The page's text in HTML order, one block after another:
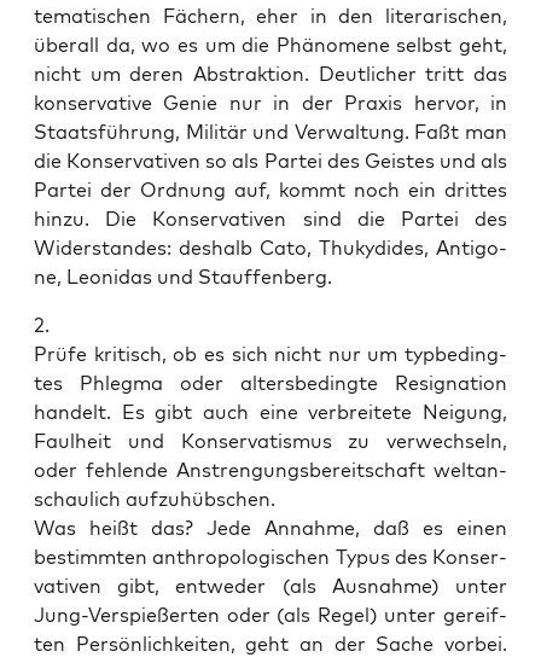
te­ma­ti­schen Fächern, eher in den lite­ra­ri­schen,
über­all da, wo es um die Phä­no­me­ne selbst geht,
nicht um deren Abs­trak­ti­on. Deut­li­cher tritt das
kon­ser­va­ti­ve Genie nur in der Pra­xis her­vor, in
Staats­füh­rung, Mili­tär und Ver­wal­tung. Faßt man
die Kon­ser­va­ti­ven so als Par­tei des Geis­tes und als
Par­tei der Ord­nung auf, kommt noch ein drit­tes
hin­zu. Die Kon­ser­va­ti­ven sind die Par­tei des
Wider­stan­des: des­halb Cato, Thuky­di­des, Anti­go­
ne, Leo­ni­das und Stauffenberg.
2.
Prü­fe kri­tisch, ob es sich nicht nur um typ­be­ding­
tes Phleg­ma oder alters­be­ding­te Resi­gna­ti­on
han­delt. Es gibt auch eine ver­brei­te­te Nei­gung,
Faul­heit und Kon­ser­va­tis­mus zu ver­wech­seln,
oder feh­len­de Anstren­gungs­be­reit­schaft welt­an­
schau­lich aufzuhübschen.
Was heißt das? Jede Annah­me, daß es einen
bestimm­ten anthro­po­lo­gi­schen Typus des Kon­ser­
va­ti­ven gibt, ent­we­der (als Aus­nah­me) unter
Jung-Ver­spie­ßer­ten oder (als Regel) unter gereif­
ten Per­sön­lich­kei­ten, geht an der Sache vor­bei.